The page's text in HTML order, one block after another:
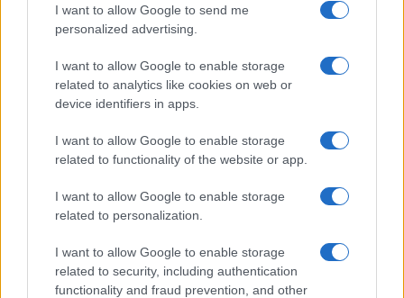
I want to allow Google to send me
personalized advertising.
I want to allow Google to enable storage
related to analytics like cookies on web or
device identifiers in apps.
I want to allow Google to enable storage
related to functionality of the website or app.
I want to allow Google to enable storage
related to personalization.
I want to allow Google to enable storage
related to security, including authentication
functionality and fraud prevention, and other
NECROLOGIE
Mario Malu